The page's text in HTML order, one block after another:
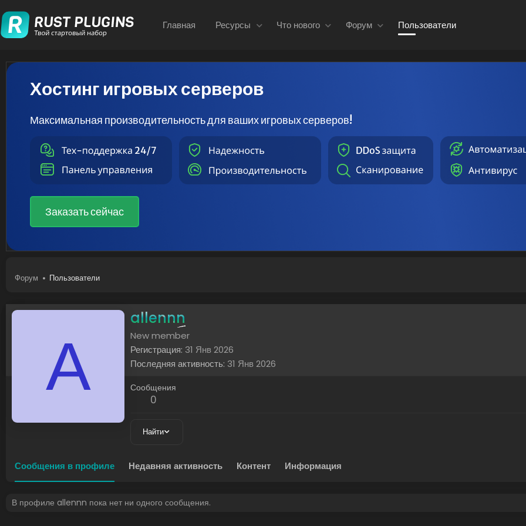
Главная Ресурсы Что нового Форум Пользователи
Хостинг игровых серверов
Максимальная производительность для ваших игровых серверов!
Заказать сейчас
Форум Пользователи
A
allennn
New member
Регистрация 31 Янв 2026
Последняя активность 31 Янв 2026
Сообщения
0
Найти
Сообщения в профиле Недавняя активность Контент Информация
В профиле allennn пока нет ни одного сообщения.